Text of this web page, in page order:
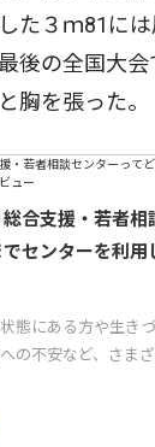
た３ｍ81に
後の全国大
胸を張った。
合支援・若者相
センターを利用
態にある方や生き
の不安など、さま